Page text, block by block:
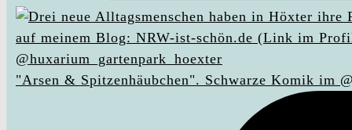
"Arsen & Spitzenhäubchen". Schwarze Komik im